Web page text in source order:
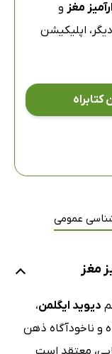
مغز و
اپلیکیشن
عمومی
مغز
دیوید ایگلمن،
و ناخودآگاه ذهن
معتقد است